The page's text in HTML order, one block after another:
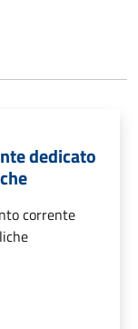
dedicato
corrente